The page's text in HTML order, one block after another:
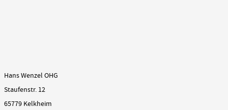
Hans Wenzel OHG
Staufenstr. 12
65779 Kelkheim